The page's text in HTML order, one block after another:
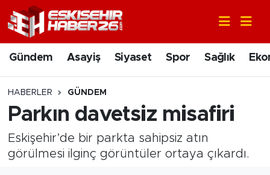
Gündem Asayiş Siyaset Spor Sağlık
HABERLER GÜNDEM
Parkın davetsiz misafiri
Eskişehir’de bir parkta sahipsiz atın
görülmesi ilginç görüntüler ortaya çıkardı.
Gündem
Asayiş
Siyaset
Spor
Nöbetçi Eczaneler
Hava Durumu
Trafik Durumu
Süper Lig Puan Durumu ve Fikstür